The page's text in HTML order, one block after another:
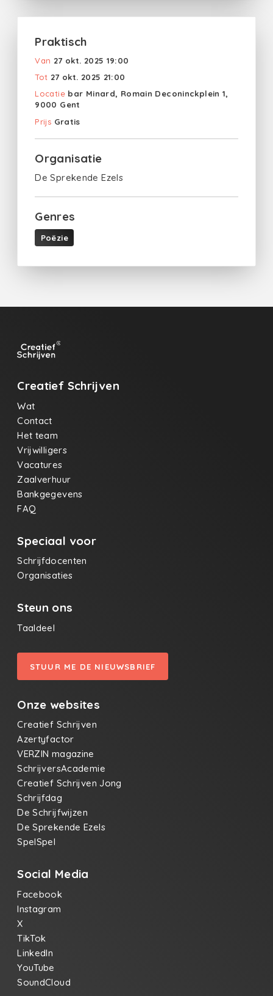
Praktisch
Van 27 okt. 2025 19:00
Tot 27 okt. 2025 21:00
Locatie bar Minard, Romain Deconinckplein 1,
9000 Gent
Prijs Gratis
Organisatie
De Sprekende Ezels
Genres
Poëzie
Creatief Schrijven
Wat
Contact
Het team
Vrijwilligers
Vacatures
Zaalverhuur
Bankgegevens
FAQ
Speciaal voor
Schrijfdocenten
Organisaties
Steun ons
Taaldeel
STUUR ME DE NIEUWSBRIEF
Onze websites
Creatief Schrijven
Azertyfactor
VERZIN magazine
SchrijversAcademie
Creatief Schrijven Jong
Schrijfdag
De Schrijfwijzen
De Sprekende Ezels
SpelSpel
Social Media
Facebook
Instagram
X
TikTok
LinkedIn
YouTube
SoundCloud